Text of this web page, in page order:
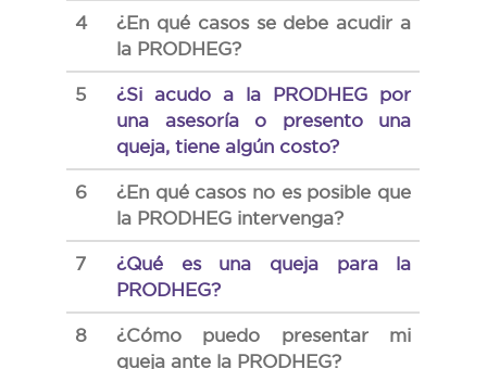
4
¿En qué casos se debe acudir a
la PRODHEG?
5
¿Si acudo a la PRODHEG por
una asesoría o presento una
queja, tiene algún costo?
6
¿En qué casos no es posible que
la PRODHEG intervenga?
7
¿Qué es una queja para la
PRODHEG?
8
¿Cómo puedo presentar mi
queja ante la PRODHEG?